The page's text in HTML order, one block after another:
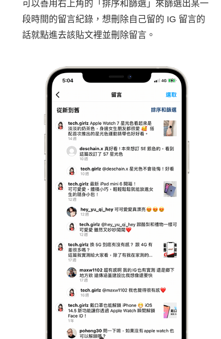
可以善用右上角的「排序和篩選」來篩選出某一
段時間的留言紀錄，想刪除自己留的 IG 留言的
話就點進去該貼文裡並刪除留言。